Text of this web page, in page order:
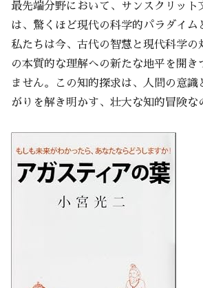
最先端分野において、サンスクリット
は、驚くほど現代の科学的パラダイム
私たちは今、古代の智慧と現代科学の
の本質的な理解への新たな地平を開き
ません。この知的探求は、人間の意識
がりを解き明かす、壮大な知的冒険な